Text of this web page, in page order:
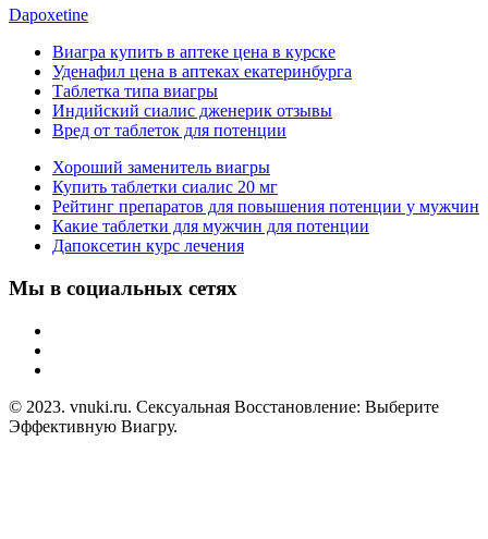
Dapoxetine
Виагра купить в аптеке цена в курске
Уденафил цена в аптеках екатеринбурга
Таблетка типа виагры
Индийский сиалис дженерик отзывы
Вред от таблеток для потенции
Хороший заменитель виагры
Купить таблетки сиалис 20 мг
Рейтинг препаратов для повышения потенции у мужчин
Какие таблетки для мужчин для потенции
Дапоксетин курс лечения
Мы в социальных сетях
© 2023. vnuki.ru. Сексуальная Восстановление: Выберите
Эффективную Виагру.